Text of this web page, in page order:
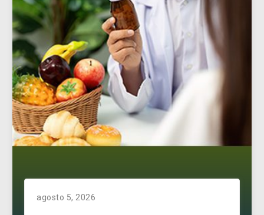
agosto 5, 2026